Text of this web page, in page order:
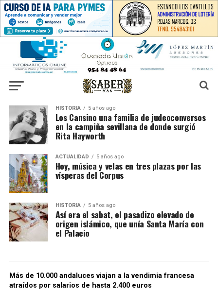
HISTORIA 5 años ago
Los Cansino una familia de judeoconversos
en la campiña sevillana de donde surgió
Rita Hayworth
ACTUALIDAD 5 años ago
Hoy, música y velas en tres plazas por las
vísperas del Corpus
HISTORIA 5 años ago
Así era el sabat, el pasadizo elevado de
origen islámico, que unía Santa María con
el Palacio
Más de 10.000 andaluces viajan a la vendimia francesa
atraídos por salarios de hasta 2.400 euros